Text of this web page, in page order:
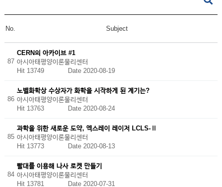
No. Subject
87
CERN의 아카이브 #1
아시아태평양이론물리센터
Hit 13749 Date 2020-08-19
86
노벨화학상 수상자가 화학을 시작하게 된 계기는?
아시아태평양이론물리센터
Hit 13763 Date 2020-08-24
85
과학을 위한 새로운 도약, 엑스레이 레이저 LCLS-Ⅱ
아시아태평양이론물리센터
Hit 13773 Date 2020-08-13
84
빨대를 이용해 나사 로켓 만들기
아시아태평양이론물리센터
Hit 13781 Date 2020-07-31